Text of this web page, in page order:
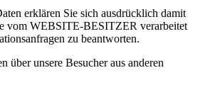
erklären Sie sich ausdrücklich damit
vom WEBSITE-BESITZER verarbeitet
zu beantworten.
über unsere Besucher aus anderen